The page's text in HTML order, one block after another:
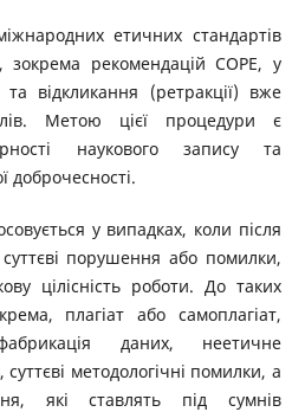
етичних стандартів
зокрема рекомендацій COPE, у
відкликання (ретракції) вже
Метою цієї процедури є
наукового запису та
доброчесності.
у випадках, коли після
суттєві порушення або помилки,
цілісність роботи. До таких
плагіат або самоплагіат,
даних, неетичне
методологічні помилки, а
які ставлять під сумнів